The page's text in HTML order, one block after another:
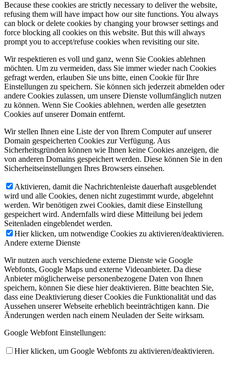
Because these cookies are strictly necessary to deliver the website,
refusing them will have impact how our site functions. You always
can block or delete cookies by changing your browser settings and
force blocking all cookies on this website. But this will always
prompt you to accept/refuse cookies when revisiting our site.
Wir respektieren es voll und ganz, wenn Sie Cookies ablehnen
möchten. Um zu vermeiden, dass Sie immer wieder nach Cookies
gefragt werden, erlauben Sie uns bitte, einen Cookie für Ihre
Einstellungen zu speichern. Sie können sich jederzeit abmelden oder
andere Cookies zulassen, um unsere Dienste vollumfänglich nutzen
zu können. Wenn Sie Cookies ablehnen, werden alle gesetzten
Cookies auf unserer Domain entfernt.
Wir stellen Ihnen eine Liste der von Ihrem Computer auf unserer
Domain gespeicherten Cookies zur Verfügung. Aus
Sicherheitsgründen können wie Ihnen keine Cookies anzeigen, die
von anderen Domains gespeichert werden. Diese können Sie in den
Sicherheitseinstellungen Ihres Browsers einsehen.
Aktivieren, damit die Nachrichtenleiste dauerhaft ausgeblendet
wird und alle Cookies, denen nicht zugestimmt wurde, abgelehnt
werden. Wir benötigen zwei Cookies, damit diese Einstellung
gespeichert wird. Andernfalls wird diese Mitteilung bei jedem
Seitenladen eingeblendet werden.
Hier klicken, um notwendige Cookies zu aktivieren/deaktivieren.
Andere externe Dienste
Wir nutzen auch verschiedene externe Dienste wie Google
Webfonts, Google Maps und externe Videoanbieter. Da diese
Anbieter möglicherweise personenbezogene Daten von Ihnen
speichern, können Sie diese hier deaktivieren. Bitte beachten Sie,
dass eine Deaktivierung dieser Cookies die Funktionalität und das
Aussehen unserer Webseite erheblich beeinträchtigen kann. Die
Änderungen werden nach einem Neuladen der Seite wirksam.
Google Webfont Einstellungen:
Hier klicken, um Google Webfonts zu aktivieren/deaktivieren.